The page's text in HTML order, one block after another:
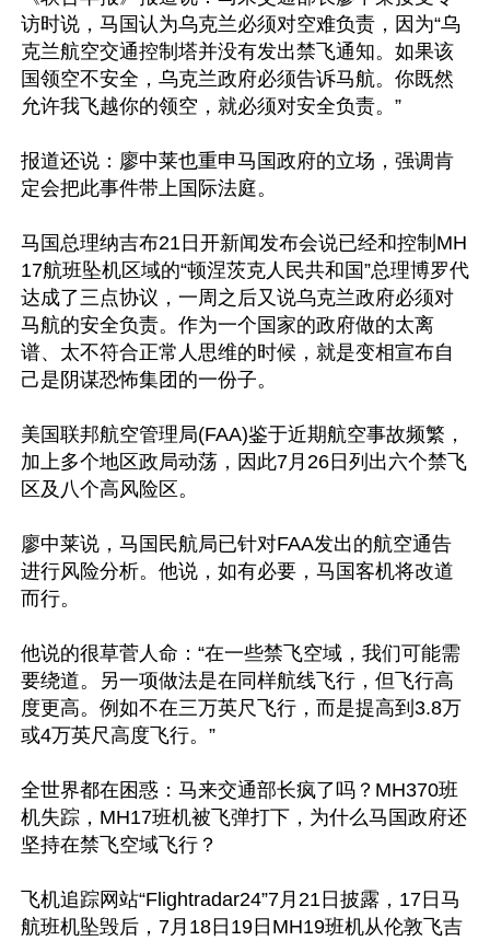
访时说，马国认为乌克兰必须对空难负责，因为“乌
克兰航空交通控制塔并没有发出禁飞通知。如果该
国领空不安全，乌克兰政府必须告诉马航。你既然
允许我飞越你的领空，就必须对安全负责。”
报道还说：廖中莱也重申马国政府的立场，强调肯
定会把此事件带上国际法庭。
马国总理纳吉布21日开新闻发布会说已经和控制MH
17航班坠机区域的“顿涅茨克人民共和国”总理博罗代
达成了三点协议，一周之后又说乌克兰政府必须对
马航的安全负责。作为一个国家的政府做的太离
谱、太不符合正常人思维的时候，就是变相宣布自
己是阴谋恐怖集团的一份子。
美国联邦航空管理局(FAA)鉴于近期航空事故频繁，
加上多个地区政局动荡，因此7月26日列出六个禁飞
区及八个高风险区。
廖中莱说，马国民航局已针对FAA发出的航空通告
进行风险分析。他说，如有必要，马国客机将改道
而行。
他说的很草菅人命：“在一些禁飞空域，我们可能需
要绕道。另一项做法是在同样航线飞行，但飞行高
度更高。例如不在三万英尺飞行，而是提高到3.8万
或4万英尺高度飞行。”
全世界都在困惑：马来交通部长疯了吗？MH370班
机失踪，MH17班机被飞弹打下，为什么马国政府还
坚持在禁飞空域飞行？
飞机追踪网站“Flightradar24”7月21日披露，17日马
航班机坠毁后，7月18日19日MH19班机从伦敦飞吉